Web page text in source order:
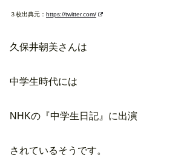
３枚出典元： https://twitter.com/
久保井朝美さんは
中学生時代には
NHKの『中学生日記』に出演
されているそうです。